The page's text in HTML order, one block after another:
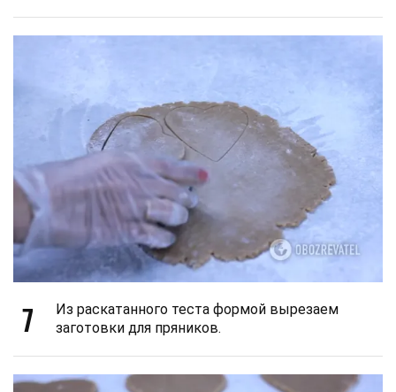
7
Из раскатанного теста формой вырезаем
заготовки для пряников.